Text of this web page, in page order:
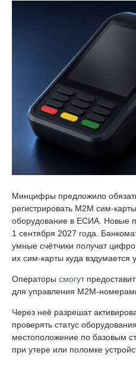
Минцифры предложило
регистрировать M2M сим-
оборудование в ЕСИА. Новые
1 сентября 2027 года.
умные счётчики получат
их сим-карты куда вздумается
Операторы смогут
для управления M2M-
Через неё разрешат
проверять статус
местоположение по базовым
при утере или поломке